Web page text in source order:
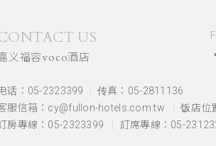
US
义福容voco酒店
话：05-2323399
传真：05-2811136
服信箱：cy@fullon-hotels.com.tw
饭店位
房專線：05-2323399
訂席專線：05-